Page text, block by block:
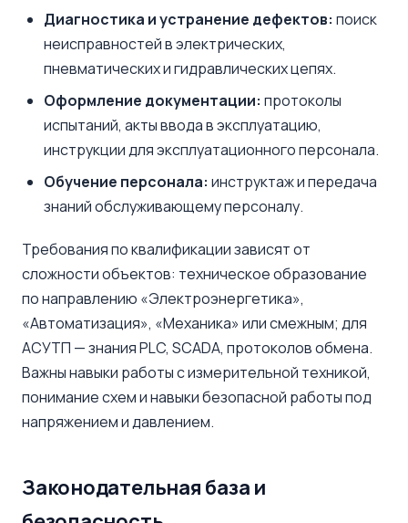
Диагностика и устранение дефектов: поиск
неисправностей в электрических,
пневматических и гидравлических цепях.
Оформление документации: протоколы
испытаний, акты ввода в эксплуатацию,
инструкции для эксплуатационного персонала.
Обучение персонала: инструктаж и передача
знаний обслуживающему персоналу.
Требования по квалификации зависят от
сложности объектов: техническое образование
по направлению «Электроэнергетика»,
«Автоматизация», «Механика» или смежным; для
АСУТП — знания PLC, SCADA, протоколов обмена.
Важны навыки работы с измерительной техникой,
понимание схем и навыки безопасной работы под
напряжением и давлением.
Законодательная база и